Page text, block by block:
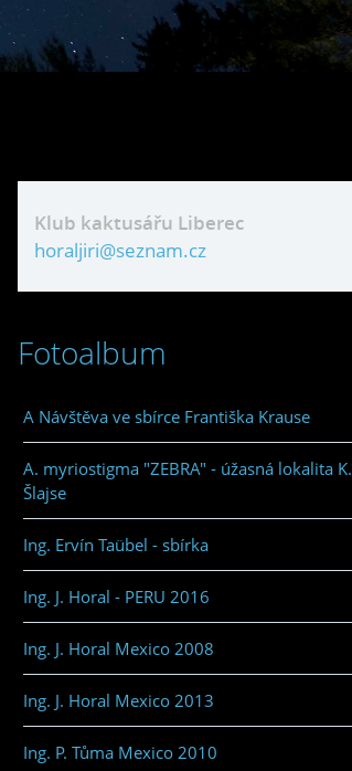
Klub kaktusářu Liberec
horaljiri@seznam.cz
Fotoalbum
A Návštěva ve sbírce Františka Krause
A. myriostigma "ZEBRA" - úžasná lokalita K.
Šlajse
Ing. Ervín Taübel - sbírka
Ing. J. Horal - PERU 2016
Ing. J. Horal Mexico 2008
Ing. J. Horal Mexico 2013
Ing. P. Tůma Mexico 2010